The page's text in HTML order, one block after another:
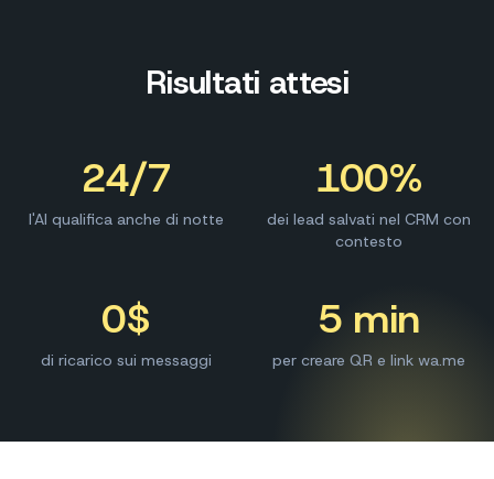
Risultati attesi
l'AI qualifica anche di notte
24/7
dei lead salvati nel CRM con
contesto
100%
di ricarico sui messaggi
0$
per creare QR e link wa.me
5 min